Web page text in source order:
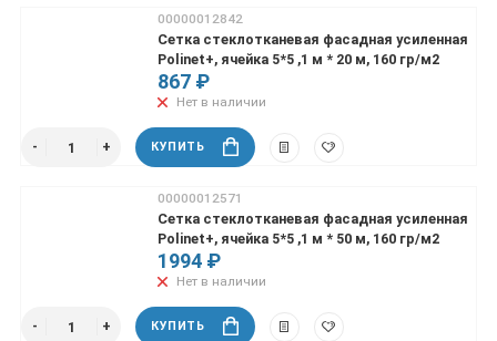
00000012842
Сетка стеклотканевая фасадная усиленная
Polinet+, ячейка 5*5 ,1 м * 20 м, 160 гр/м2
867 ₽
Нет в наличии
КУПИТЬ
00000012571
Сетка стеклотканевая фасадная усиленная
Polinet+, ячейка 5*5 ,1 м * 50 м, 160 гр/м2
1994 ₽
Нет в наличии
КУПИТЬ